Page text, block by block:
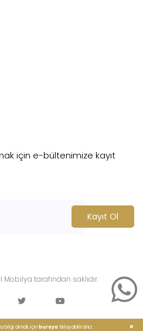
için e-bültenimize kayıt
Kayıt Ol
Mobilya tarafından saklıdır.
bilgi almak için buraya tıklayabilirsiniz.